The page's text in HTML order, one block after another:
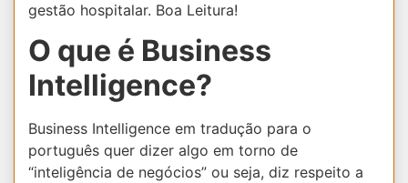
gestão hospitalar. Boa Leitura!
O que é Business
Intelligence?
Business Intelligence em tradução para o
português quer dizer algo em torno de
“inteligência de negócios” ou seja, diz respeito a